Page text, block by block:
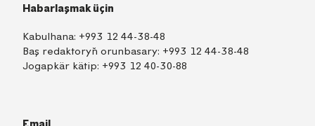
Habarlaşmak üçin
Kabulhana: +993 12 44-38-48
Baş redaktoryň orunbasary: +993 12 44-38-48
Jogapkär kätip: +993 12 40-30-88